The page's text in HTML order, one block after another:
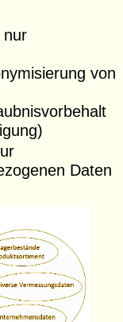
nur
von
Daten